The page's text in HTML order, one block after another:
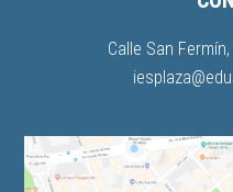
Calle San